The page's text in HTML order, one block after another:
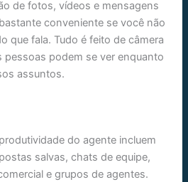
de fotos, vídeos e mensagens
conveniente se você não
que fala. Tudo é feito de câmera
pessoas podem se ver enquanto
assuntos.
do agente incluem
salvas, chats de equipe,
e grupos de agentes.